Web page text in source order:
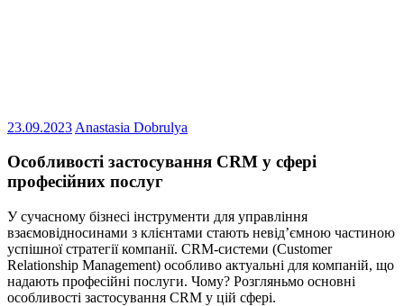
23.09.2023 Anastasia Dobrulya
Особливості застосування CRM у сфері
професійних послуг
У сучасному бізнесі інструменти для управління
взаємовідносинами з клієнтами стають невід’ємною частиною
успішної стратегії компанії. CRM-системи (Customer
Relationship Management) особливо актуальні для компаній, що
надають професійні послуги. Чому? Розгляньмо основні
особливості застосування CRM у цій сфері.